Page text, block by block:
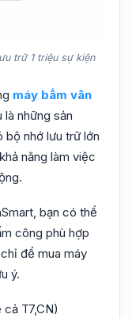
trữ 1 triệu sự kiện
máy bấm vân
những sản
bộ nhớ lưu trữ lớn
năng làm việc
bạn có thể
công phù hợp
để mua máy
ý.
cả T7,CN)